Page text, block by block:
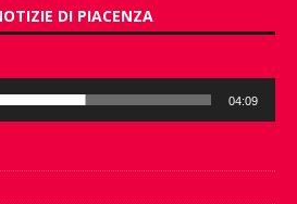
DI PIACENZA
04:09